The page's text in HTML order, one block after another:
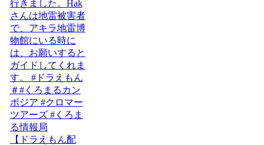
【ドラえもん配